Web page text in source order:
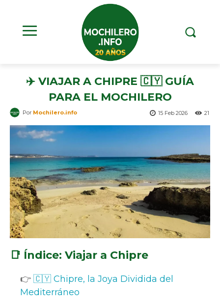
✈️ VIAJAR A CHIPRE 🇨🇾 GUÍA
PARA EL MOCHILERO
21
15 Feb 2026
Por Mochilero.info
📑 Índice: Viajar a Chipre
👉 🇨🇾 Chipre, la Joya Dividida del
Mediterráneo